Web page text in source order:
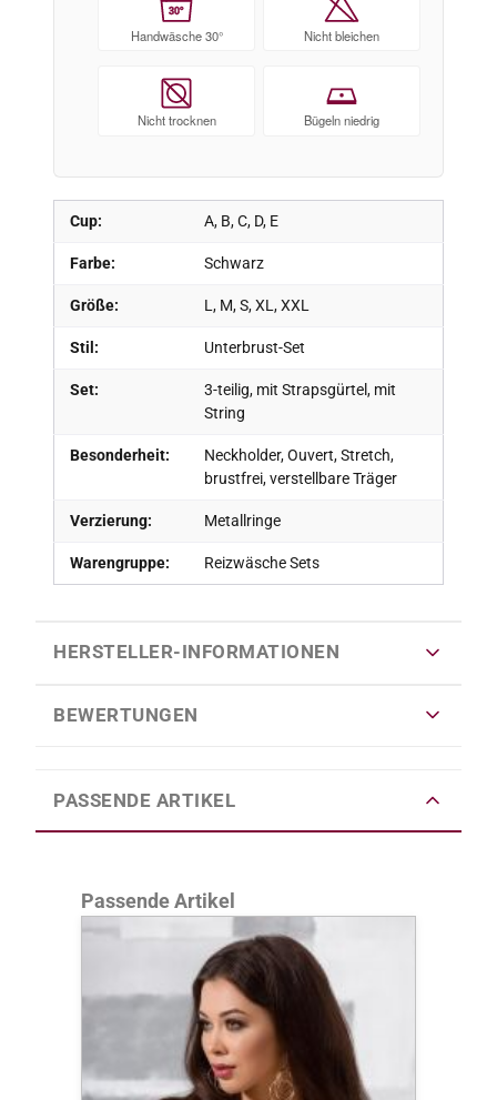
Cup: A, B, C, D, E
Farbe: Schwarz
Größe: L, M, S, XL, XXL
Stil: Unterbrust-Set
Set:
3-teilig, mit Strapsgürtel, mit
String
Besonderheit:
Neckholder, Ouvert, Stretch,
brustfrei, verstellbare Träger
Verzierung: Metallringe
Warengruppe: Reizwäsche Sets
30°
Handwäsche 30° Nicht bleichen
Nicht trocknen Bügeln niedrig
HERSTELLER-INFORMATIONEN
BEWERTUNGEN
PASSENDE ARTIKEL
Produktgalerie überspringen
Passende Artikel